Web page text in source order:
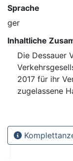
Sprache
ger
Inhaltliche
Die Dessauer
2017 für ihr
zugelassene